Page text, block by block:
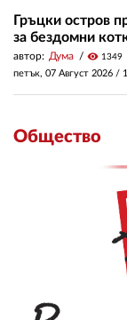
Гръцки остров
за бездомни
автор: Дума visibility 1349
петък, 07 Август 2026 /
Общество